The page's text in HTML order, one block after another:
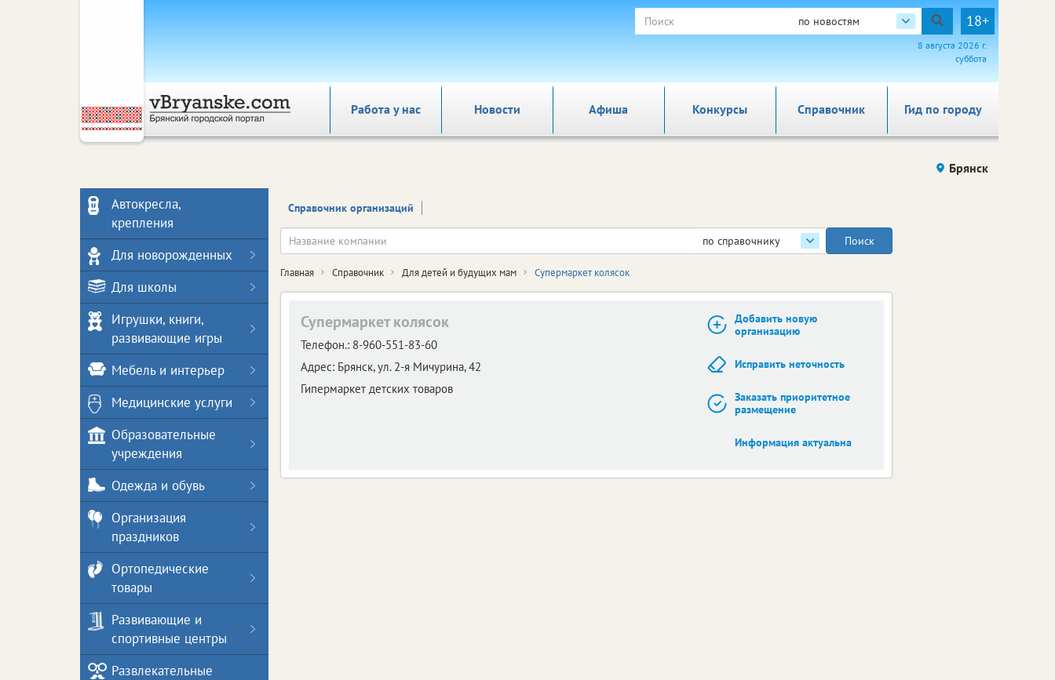
по новостям 18+
8 августа 2026 г.
суббота
Работа у нас Новости Афиша Справочник Гид по городу
Конкурсы
Брянск
Справочник организаций
по справочнику
Главная Справочник Для детей и будущих мам Супермаркет колясок
Супермаркет колясок
Телефон.: 8-960-551-83-60
Адрес: Брянск,ул. 2-я Мичурина, 42
Гипермаркет детских товаров
Добавить новую
организацию
Исправить неточность
Заказать приоритетное
размещение
Информация актуальна
Автокресла,
крепления
Для новорожденных
Для школы
Игрушки, книги,
развивающие игры
Мебель и интерьер
Медицинские услуги
Образовательные
учреждения
Одежда и обувь
Организация
праздников
Ортопедические
товары
Развивающие и
спортивные центры
Развлекательные